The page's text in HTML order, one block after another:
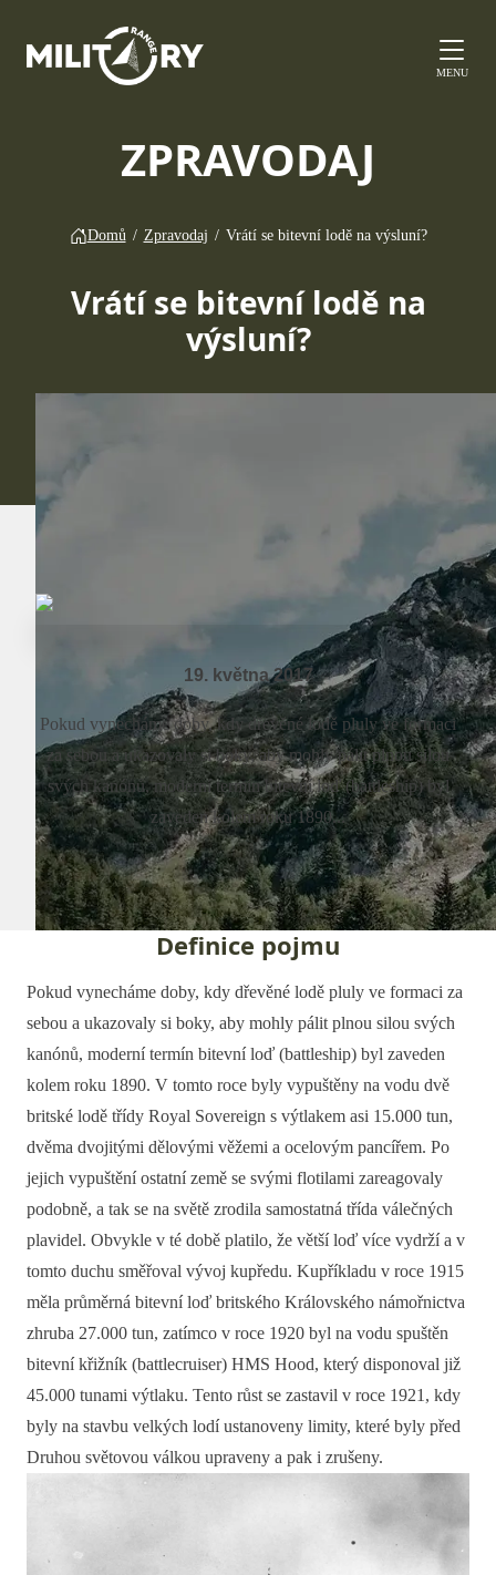
MENU
ZPRAVODAJ
Domů / Zpravodaj / Vrátí se bitevní lodě na výsluní?
Vrátí se bitevní lodě na
výsluní?
19. května 2017
Pokud vynecháme doby, kdy dřevěné lodě pluly ve formaci
za sebou a ukazovaly si boky, aby mohly pálit plnou silou
svých kanónů, moderní termín bitevní loď (battleship) byl
zaveden kolem roku 1890...
Definice pojmu
Pokud vynecháme doby, kdy dřevěné lodě pluly ve formaci za
sebou a ukazovaly si boky, aby mohly pálit plnou silou svých
kanónů, moderní termín bitevní loď (battleship) byl zaveden
kolem roku 1890. V tomto roce byly vypuštěny na vodu dvě
britské lodě třídy Royal Sovereign s výtlakem asi 15.000 tun,
dvěma dvojitými dělovými věžemi a ocelovým pancířem. Po
jejich vypuštění ostatní země se svými flotilami zareagovaly
podobně, a tak se na světě zrodila samostatná třída válečných
plavidel. Obvykle v té době platilo, že větší loď více vydrží a v
tomto duchu směřoval vývoj kupředu. Kupříkladu v roce 1915
měla průměrná bitevní loď britského Královského námořnictva
zhruba 27.000 tun, zatímco v roce 1920 byl na vodu spuštěn
bitevní křižník (battlecruiser) HMS Hood, který disponoval již
45.000 tunami výtlaku. Tento růst se zastavil v roce 1921, kdy
byly na stavbu velkých lodí ustanoveny limity, které byly před
Druhou světovou válkou upraveny a pak i zrušeny.